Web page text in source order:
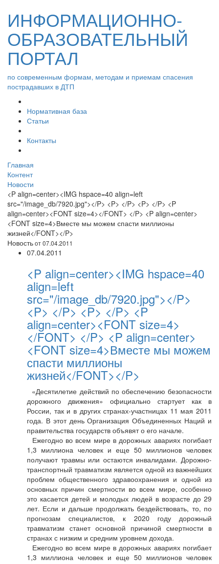
ИНФОРМАЦИОННО-
ОБРАЗОВАТЕЛЬНЫЙ
ПОРТАЛ
по современным формам, методам и приемам спасения
пострадавших в ДТП
Нормативная база
Статьи
Контакты
Главная
Контент
Новости
<P align=center><IMG hspace=40 align=left
src="/image_db/7920.jpg"></P> <P> </P> <P> </P> <P
align=center><FONT size=4></FONT> </P> <P align=center>
<FONT size=4>Вместе мы можем спасти миллионы
жизней</FONT></P>
Новостьот 07.04.2011
07.04.2011
<P align=center><IMG hspace=40
align=left
src="/image_db/7920.jpg"></P>
<P> </P> <P> </P> <P
align=center><FONT size=4>
</FONT> </P> <P align=center>
<FONT size=4>Вместе мы можем
спасти миллионы
жизней</FONT></P>
«Десятилетие действий по обеспечению безопасности
дорожного движения» официально стартует как в
России, так и в других странах-участницах 11 мая 2011
года. В этот день Организация Объединенных Наций и
правительства государств объявят о его начале.
Ежегодно во всем мире в дорожных авариях погибает
1,3 миллиона человек и еще 50 миллионов человек
получают травмы или остаются инвалидами. Дорожно-
транспортный травматизм является одной из важнейших
проблем общественного здравоохранения и одной из
основных причин смертности во всем мире, особенно
это касается детей и молодых людей в возрасте до 29
лет. Если и дальше продолжать бездействовать, то, по
прогнозам специалистов, к 2020 году дорожный
травматизм станет основной причиной смертности в
странах с низким и средним уровнем дохода.
Ежегодно во всем мире в дорожных авариях погибает
1,3 миллиона человек и еще 50 миллионов человек